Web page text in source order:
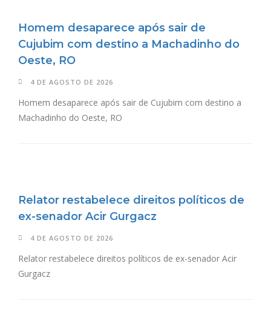
Homem desaparece após sair de
Cujubim com destino a Machadinho do
Oeste, RO
4 DE AGOSTO DE 2026
Homem desaparece após sair de Cujubim com destino a
Machadinho do Oeste, RO
Relator restabelece direitos políticos de
ex-senador Acir Gurgacz
4 DE AGOSTO DE 2026
Relator restabelece direitos políticos de ex-senador Acir
Gurgacz